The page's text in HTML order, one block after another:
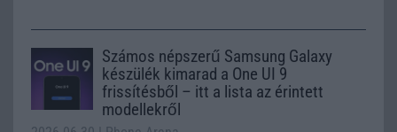
Számos népszerű Samsung Galaxy
készülék kimarad a One UI 9
frissítésből – itt a lista az érintett
modellekről